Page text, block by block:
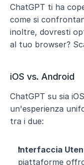
ChatGPT ti ha
come si
inoltre, dovresti
al tuo browser?
iOS vs. Android
ChatGPT su sia
un'esperienza
tra i due:
Interfaccia
piattaforme